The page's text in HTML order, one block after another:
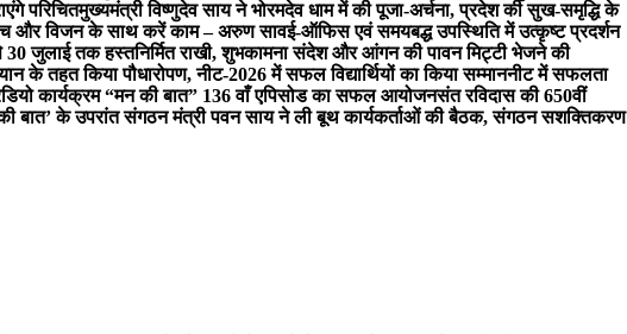
परिचितमुख्यमंत्री विष्णुदेव साय ने भोरमदेव धाम में की पूजा-अर्चना, प्रदेश की सुख-समृद्धि के
और विजन के साथ करें काम – अरुण सावई-ऑफिस एवं समयबद्ध उपस्थिति में उत्कृष्ट प्रदर्शन
30 जुलाई तक हस्तनिर्मित राखी, शुभकामना संदेश और आंगन की पावन मिट्टी भेजने की
के तहत किया पौधारोपण, नीट-2026 में सफल विद्यार्थियों का किया सम्माननीट में सफलता
कार्यक्रम “मन की बात” 136 वाँ एपिसोड का सफल आयोजनसंत रविदास की 650वीं
बात’ के उपरांत संगठन मंत्री पवन साय ने ली बूथ कार्यकर्ताओं की बैठक, संगठन सशक्तिकरण